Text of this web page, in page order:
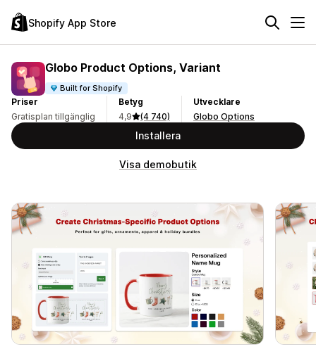
Shopify App Store
Globo Product Options, Variant
Built for Shopify
Priser
Gratisplan tillgänglig
Betyg
4,9
(4 740)
Utvecklare
Globo Options
Installera
Visa demobutik